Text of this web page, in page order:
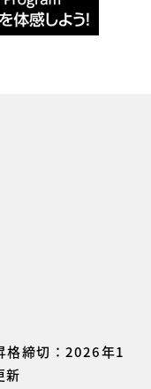
格締切：2026年1
新